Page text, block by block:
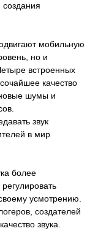
мобильную
но и
встроенных
качество
шумы и
звук
в мир
более
усмотрению.
создателей
звука.